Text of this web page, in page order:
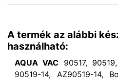
A termék az alábbi
használható:
AQUA VAC 90517,
90519-14, AZ90519-14,